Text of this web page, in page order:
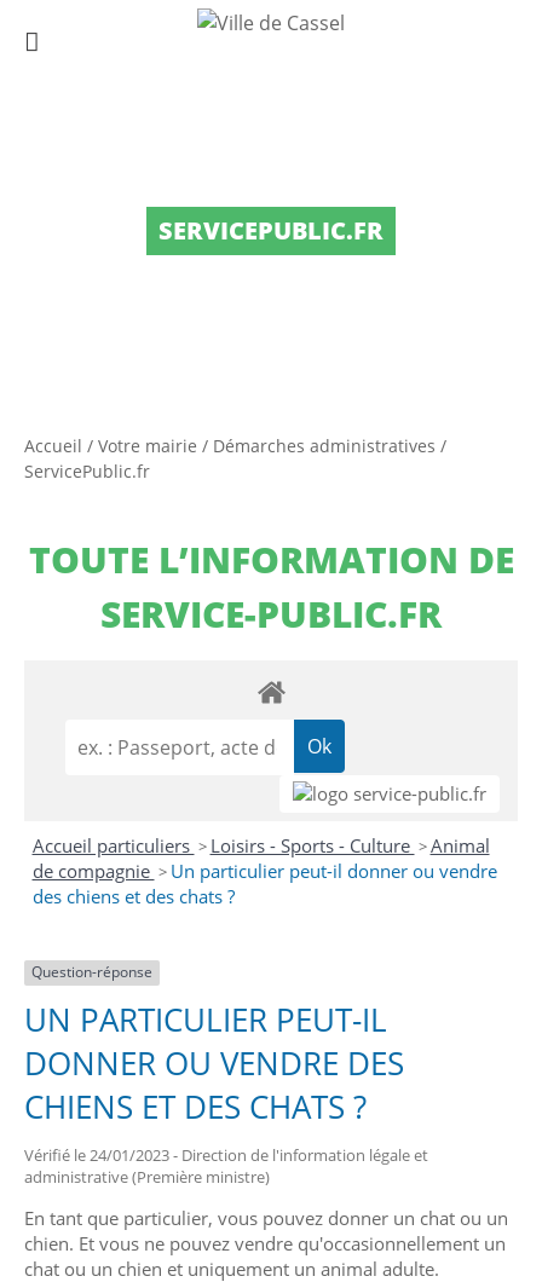
SERVICEPUBLIC.FR
Accueil / Votre mairie / Démarches administratives /
ServicePublic.fr
TOUTE L’INFORMATION DE
SERVICE-PUBLIC.FR
Accueil particuliers > Loisirs - Sports - Culture >Animal
de compagnie > Un particulier peut-il donner ou vendre
des chiens et des chats ?
Question-réponse
UN PARTICULIER PEUT-IL
DONNER OU VENDRE DES
CHIENS ET DES CHATS ?
Vérifié le 24/01/2023 - Direction de l'information légale et
administrative (Première ministre)
En tant que particulier, vous pouvez donner un chat ou un
chien. Et vous ne pouvez vendre qu'occasionnellement un
chat ou un chien et uniquement un animal adulte.